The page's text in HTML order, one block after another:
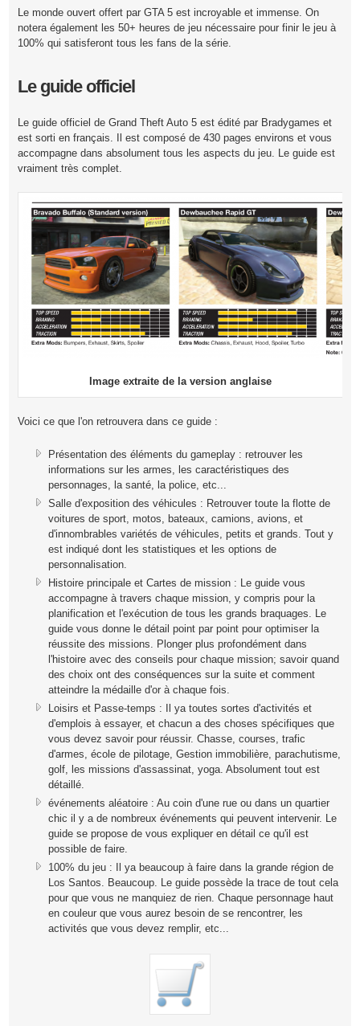
Le monde ouvert offert par GTA 5 est incroyable et immense. On
notera également les 50+ heures de jeu nécessaire pour finir le jeu à
100% qui satisferont tous les fans de la série.
Le guide officiel
Le guide officiel de Grand Theft Auto 5 est édité par Bradygames et
est sorti en français. Il est composé de 430 pages environs et vous
accompagne dans absolument tous les aspects du jeu. Le guide est
vraiment très complet.
Image extraite de la version anglaise
Voici ce que l'on retrouvera dans ce guide :
Présentation des éléments du gameplay : retrouver les
informations sur les armes, les caractéristiques des
personnages, la santé, la police, etc...
Salle d'exposition des véhicules : Retrouver toute la flotte de
voitures de sport, motos, bateaux, camions, avions, et
d'innombrables variétés de véhicules, petits et grands. Tout y
est indiqué dont les statistiques et les options de
personnalisation.
Histoire principale et Cartes de mission : Le guide vous
accompagne à travers chaque mission, y compris pour la
planification et l'exécution de tous les grands braquages​​. Le
guide vous donne le détail point par point pour optimiser la
réussite des missions. Plonger plus profondément dans
l'histoire avec des conseils pour chaque mission; savoir quand
des choix ont des conséquences sur la suite et comment
atteindre la médaille d'or à chaque fois.
Loisirs et Passe-temps : Il ya toutes sortes d'activités et
d'emplois à essayer, et chacun a des choses spécifiques que
vous devez savoir pour réussir. Chasse, courses, trafic
d'armes, école de pilotage, Gestion immobilière, parachutisme,
golf, les missions d'assassinat, yoga. Absolument tout est
détaillé.
événements aléatoire : Au coin d'une rue ou dans un quartier
chic il y a de nombreux événements qui peuvent intervenir. Le
guide se propose de vous expliquer en détail ce qu'il est
possible de faire.
100% du jeu : Il ya beaucoup à faire dans la grande région de
Los Santos. Beaucoup. Le guide possède la trace de tout cela
pour que vous ne manquiez de rien. Chaque personnage haut
en couleur que vous aurez besoin de se rencontrer, les
activités que vous devez remplir, etc...